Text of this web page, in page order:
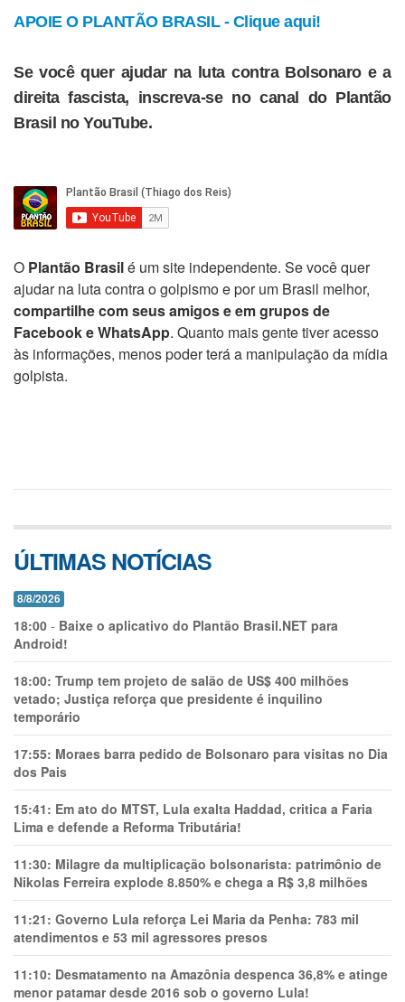
APOIE O PLANTÃO BRASIL - Clique aqui!
Se você quer ajudar na luta contra Bolsonaro e a
direita fascista, inscreva-se no canal do Plantão
Brasil no YouTube.
O Plantão Brasilé um site independente. Se você quer
ajudar na luta contra o golpismo e por um Brasil melhor,
compartilhe com seus amigos e em grupos de
Facebook e WhatsApp. Quanto mais gente tiver acesso
às informações, menos poder terá a manipulação da mídia
golpista.
ÚLTIMAS NOTÍCIAS
8/8/2026
18:00 - Baixe o aplicativo do Plantão Brasil.NET para
Android!
18:00: Trump tem projeto de salão de US$ 400 milhões
vetado; Justiça reforça que presidente é inquilino
temporário
17:55: Moraes barra pedido de Bolsonaro para visitas no Dia
dos Pais
15:41: Em ato do MTST, Lula exalta Haddad, critica a Faria
Lima e defende a Reforma Tributária!
11:30: Milagre da multiplicação bolsonarista: patrimônio de
Nikolas Ferreira explode 8.850% e chega a R$ 3,8 milhões
11:21: Governo Lula reforça Lei Maria da Penha: 783 mil
atendimentos e 53 mil agressores presos
11:10: Desmatamento na Amazônia despenca 36,8% e atinge
menor patamar desde 2016 sob o governo Lula!